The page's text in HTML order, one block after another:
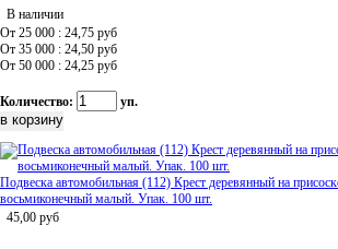
В наличии
От 25 000 : 24,75 руб
От 35 000 : 24,50 руб
От 50 000 : 24,25 руб
Количество: уп.
Подвеска автомобильная (112) Крест деревянный на
восьмиконечный малый. Упак. 100 шт.
45,00 руб